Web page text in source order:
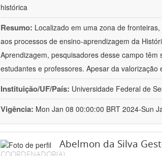
histórica
Resumo: Localizado em uma zona de
aos processos de ensino-aprendizagem da
Aprendizagem, pesquisadores desse campo
estudantes e professores. Apesar da valorização
Instituição/UF/País: Universidade Federal de
Vigência: Mon Jan 08 00:00:00 BRT 2024-Sun
Abelmon da Silva